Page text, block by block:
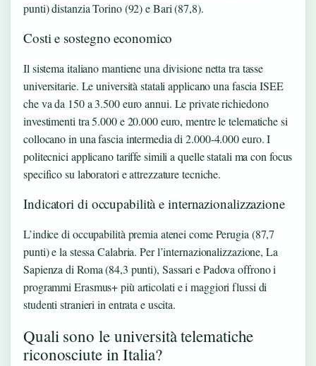
punti) distanzia Torino (92) e Bari (87,8).
Costi e sostegno economico
Il sistema italiano mantiene una divisione netta tra tasse
universitarie. Le università statali applicano una fascia ISEE
che va da 150 a 3.500 euro annui. Le private richiedono
investimenti tra 5.000 e 20.000 euro, mentre le telematiche si
collocano in una fascia intermedia di 2.000-4.000 euro. I
politecnici applicano tariffe simili a quelle statali ma con focus
specifico su laboratori e attrezzature tecniche.
Indicatori di occupabilità e internazionalizzazione
L’indice di occupabilità premia atenei come Perugia (87,7
punti) e la stessa Calabria. Per l’internazionalizzazione, La
Sapienza di Roma (84,3 punti), Sassari e Padova offrono i
programmi Erasmus+ più articolati e i maggiori flussi di
studenti stranieri in entrata e uscita.
Quali sono le università telematiche
riconosciute in Italia?